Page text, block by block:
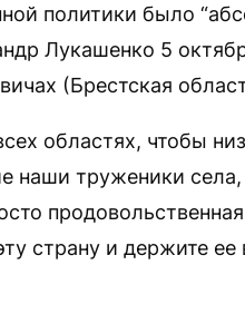
политики было
Лукашенко 5
(Брестская
областях, чтобы
наши труженики
страну и держите